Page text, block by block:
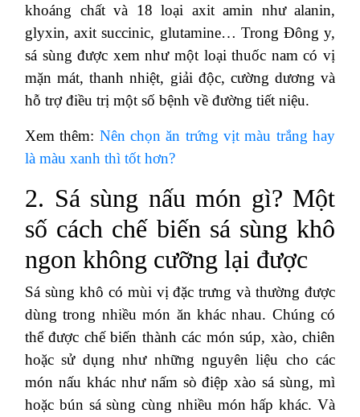
khoáng chất và 18 loại axit amin như alanin,
glyxin, axit succinic, glutamine… Trong Đông y,
sá sùng được xem như một loại thuốc nam có vị
mặn mát, thanh nhiệt, giải độc, cường dương và
hỗ trợ điều trị một số bệnh về đường tiết niệu.
Xem thêm: Nên chọn ăn trứng vịt màu trắng hay
là màu xanh thì tốt hơn?
2. Sá sùng nấu món gì? Một
số cách chế biến sá sùng khô
ngon không cưỡng lại được
Sá sùng khô có mùi vị đặc trưng và thường được
dùng trong nhiều món ăn khác nhau. Chúng có
thể được chế biến thành các món súp, xào, chiên
hoặc sử dụng như những nguyên liệu cho các
món nấu khác như nấm sò điệp xào sá sùng, mì
hoặc bún sá sùng cùng nhiều món hấp khác. Và